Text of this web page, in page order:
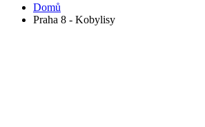
Domů
Praha 8 - Kobylisy